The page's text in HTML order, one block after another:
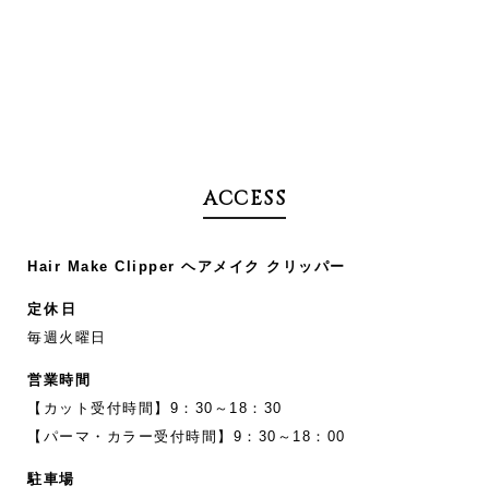
ACCESS
Hair Make Clipper ヘアメイク クリッパー
定休日
毎週火曜日
営業時間
【カット受付時間】9：30～18：30
【パーマ・カラー受付時間】9：30～18：00
駐車場